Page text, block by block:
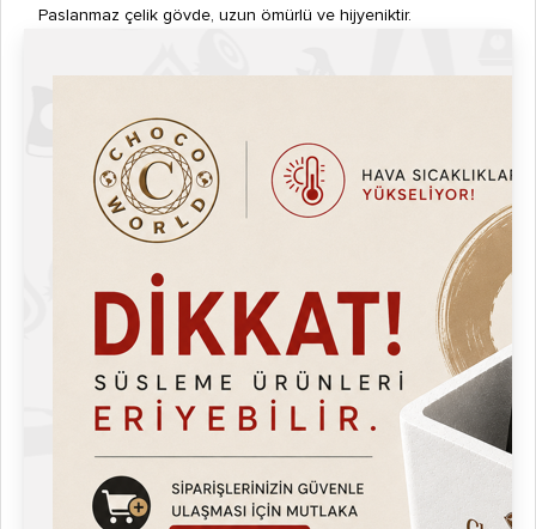
Paslanmaz çelik gövde, uzun ömürlü ve hijyeniktir.
Paket İçeriği
1 Adet Kitchbox Ticari Endüstriyel Liege Waffle Makinesi
Kullanım Kılavuzu
Süper Mix Reçete Kitapçığı
Chocoworld Hediye Paketi
Uygulama Alanları
Kafe ve restoran mutfakları
Tatlı barları, fast food zincirleri
Okul, üniversite, hastane kantinleri
Tatlı franchise işletmeleri